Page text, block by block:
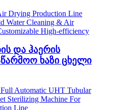
და ჰაერის
ხაზი ცხელი